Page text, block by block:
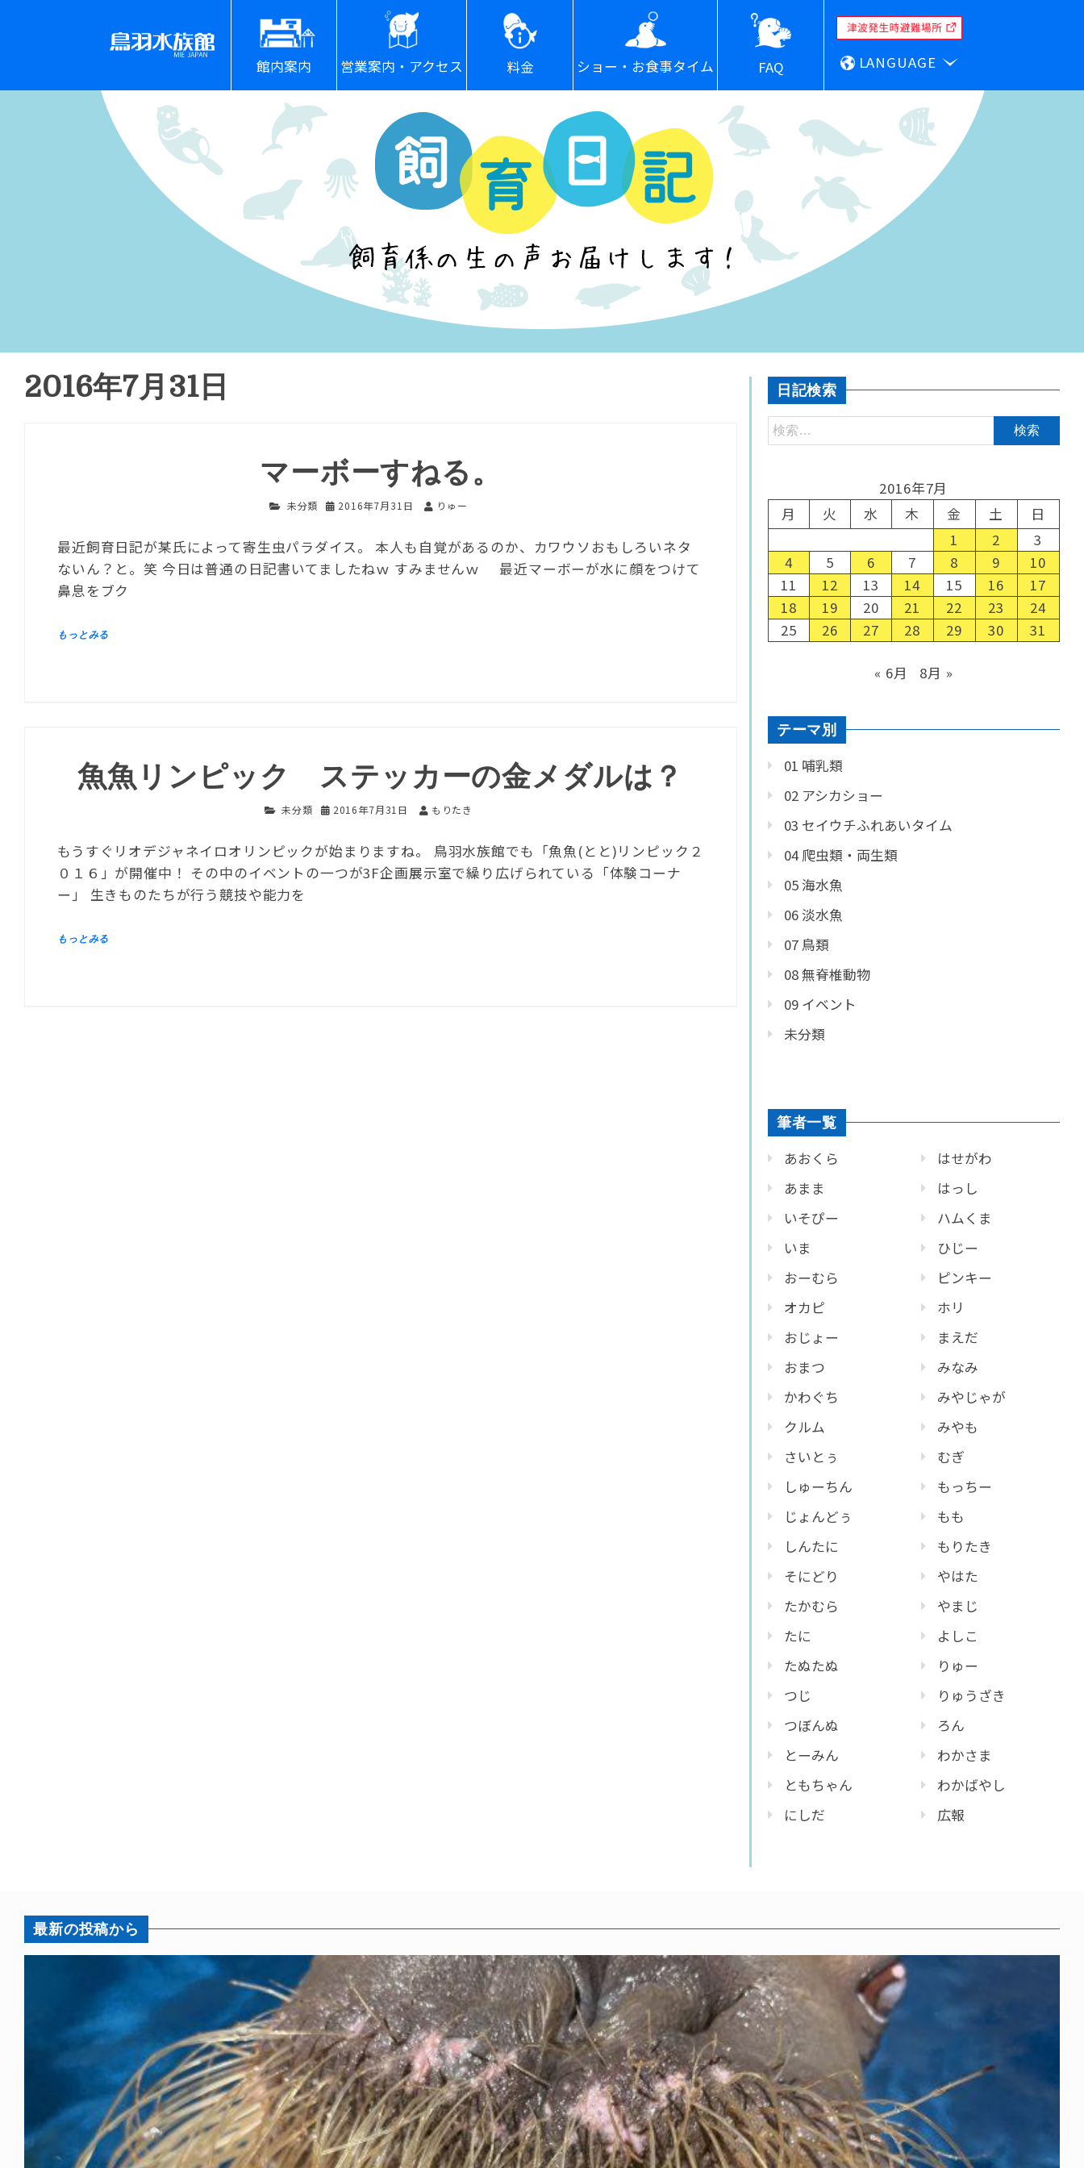
館内案内 営業案内・アクセス 料金 ショー・お食事タイム FAQ LANGUAGE
2016年7月31日
マーボーすねる。
未分類 2016年7月31日 りゅー
最近飼育日記が某氏によって寄生虫パラダイス。 本人も自覚があるのか、カワウソおもしろいネタ
ないん？と。笑 今日は普通の日記書いてましたねｗ すみませんｗ 最近マーボーが水に顔をつけて
鼻息をブク
魚魚リンピック ステッカーの金メダルは？
未分類 2016年7月31日 もりたき
もうすぐリオデジャネイロオリンピックが始まりますね。 鳥羽水族館でも「魚魚(とと)リンピック２
０１６」が開催中！ その中のイベントの一つが3F企画展示室で繰り広げられている「体験コーナ
ー」 生きものたちが行う競技や能力を
日記検索
2016年7月
月
火 水 木 金 土
日
1
2
3
4
5 6 7 8 9
10
11
12 13 14 15 16
17
18
19 20 21 22 23
24
25
26 27 28 29 30 31
« 6月 8月 »
テーマ別
01 哺乳類
02 アシカショー
03 セイウチふれあいタイム
04 爬虫類・両生類
05 海水魚
06 淡水魚
07 鳥類
08 無脊椎動物
09 イベント
未分類
筆者一覧
あおくら
あまま
いそぴー
いま
おーむら
オカピ
おじょー
おまつ
かわぐち
クルム
さいとぅ
しゅーちん
じょんどぅ
しんたに
そにどり
たかむら
たに
たぬたぬ
つじ
つぼんぬ
とーみん
ともちゃん
にしだ
はせがわ
はっし
ハムくま
ひじー
ピンキー
ホリ
まえだ
みなみ
みやじゃが
みやも
むぎ
もっちー
もも
もりたき
やはた
やまじ
よしこ
りゅー
りゅうざき
ろん
わかさま
わかばやし
広報
最新の投稿から